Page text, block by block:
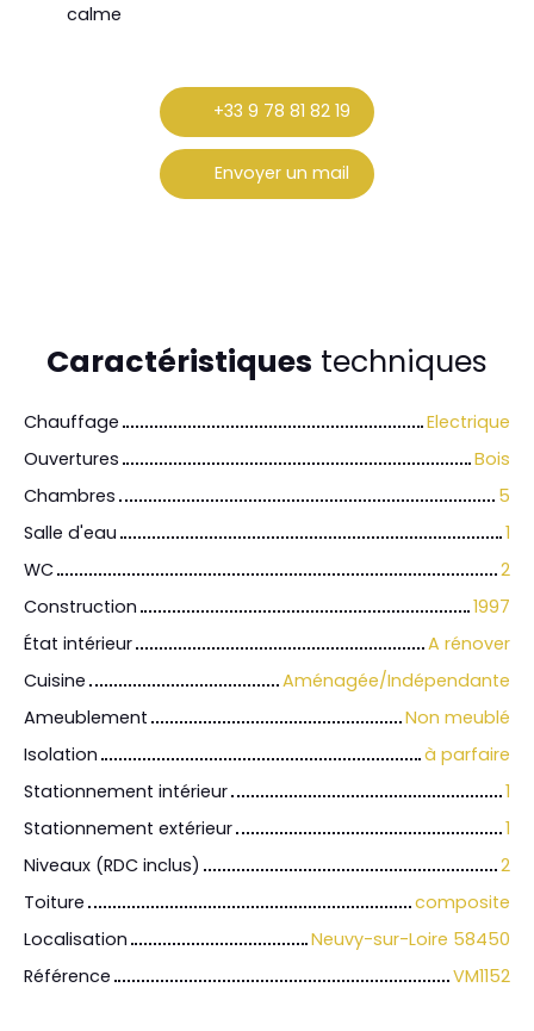
calme
+33 9 78 81 82 19
Envoyer un mail
Caractéristiques techniques
Chauffage
Electrique
Ouvertures
Bois
Chambres
5
Salle d'eau
1
WC
2
Construction
1997
État intérieur
A rénover
Cuisine
Aménagée/Indépendante
Ameublement
Non meublé
Isolation
à parfaire
Stationnement intérieur
1
Stationnement extérieur
1
Niveaux (RDC inclus)
2
Toiture
composite
Localisation
Neuvy-sur-Loire 58450
Référence
VM1152